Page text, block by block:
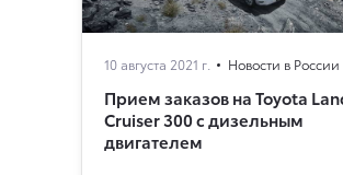
10 августа 2021 г. Новости в России
Прием заказов на Toyota
Cruiser 300 c дизельным
двигателем